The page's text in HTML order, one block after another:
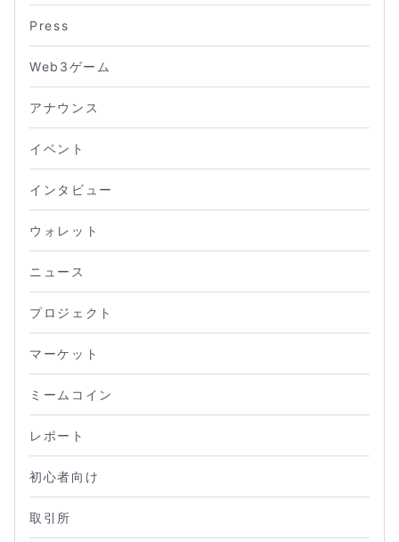
Press
Web3ゲーム
アナウンス
イベント
インタビュー
ウォレット
ニュース
プロジェクト
マーケット
ミームコイン
レポート
初心者向け
取引所